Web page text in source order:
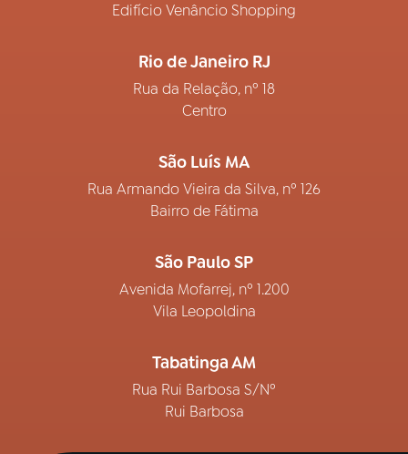
Edifício Venâncio Shopping
Rio de Janeiro RJ
Rua da Relação, nº 18
Centro
São Luís MA
Rua Armando Vieira da Silva, nº 126
Bairro de Fátima
São Paulo SP
Avenida Mofarrej, nº 1.200
Vila Leopoldina
Tabatinga AM
Rua Rui Barbosa S/Nº
Rui Barbosa